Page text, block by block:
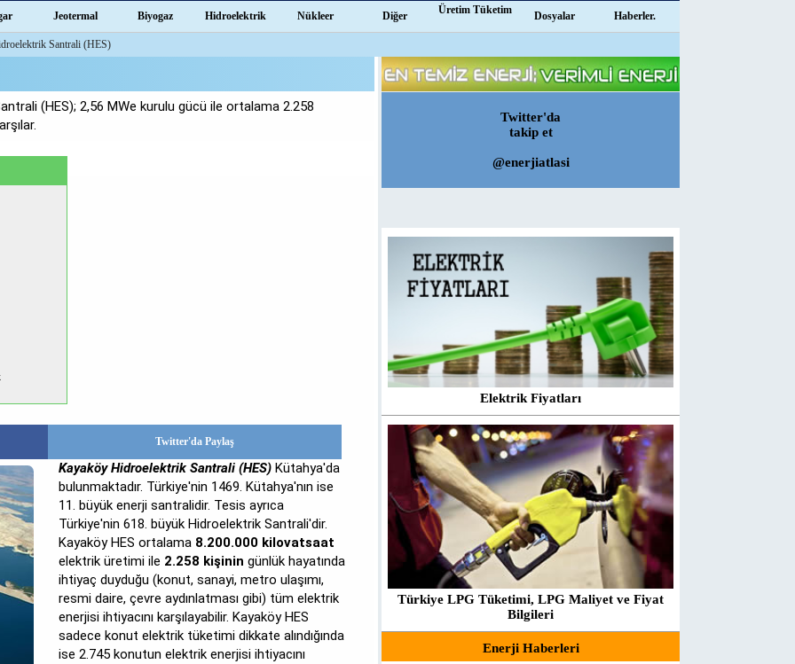
Jeotermal Biyogaz Hidroelektrik Nükleer Diğer Üretim Tüketim Dosyalar Haberler.
Santrali (HES)
(HES); 2,56 MWe kurulu gücü ile ortalama 2.258
Twitter'da Paylaş
Kayaköy Hidroelektrik Santrali (HES) Kütahya'da
bulunmaktadır. Türkiye'nin 1469. Kütahya'nın ise
11. büyük enerji santralidir. Tesis ayrıca
Türkiye'nin 618. büyük Hidroelektrik Santrali'dir.
Kayaköy HES ortalama 8.200.000 kilovatsaat
elektrik üretimi ile 2.258 kişinin günlük hayatında
ihtiyaç duyduğu (konut, sanayi, metro ulaşımı,
resmi daire, çevre aydınlatması gibi) tüm elektrik
enerjisi ihtiyacını karşılayabilir. Kayaköy HES
sadece konut elektrik tüketimi dikkate alındığında
ise 2.745 konutun elektrik enerjisi ihtiyacını
Twitter'da
takip et
@enerjiatlasi
Elektrik Fiyatları
Türkiye LPG Tüketimi, LPG Maliyet ve Fiyat
Bilgileri
Enerji Haberleri